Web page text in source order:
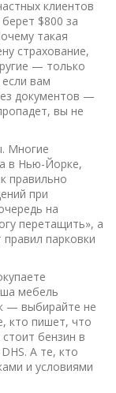
клиентов
$800 за
такая
страхование,
— только
вам
документов —
вы не
Многие
в Нью-Йорке,
правильно
при
на
перетащить», а
парковки
мебель
— выбирайте не
кто пишет, что
бензин в
А те, кто
и условиями